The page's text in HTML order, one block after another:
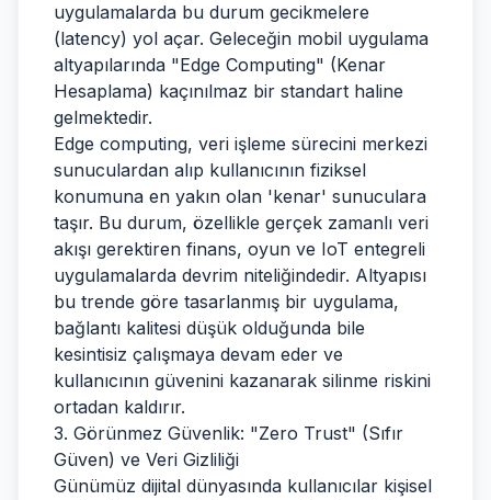
uygulamalarda bu durum gecikmelere
(latency) yol açar. Geleceğin mobil uygulama
altyapılarında "Edge Computing" (Kenar
Hesaplama) kaçınılmaz bir standart haline
gelmektedir.
Edge computing, veri işleme sürecini merkezi
sunuculardan alıp kullanıcının fiziksel
konumuna en yakın olan 'kenar' sunuculara
taşır. Bu durum, özellikle gerçek zamanlı veri
akışı gerektiren finans, oyun ve IoT entegreli
uygulamalarda devrim niteliğindedir. Altyapısı
bu trende göre tasarlanmış bir uygulama,
bağlantı kalitesi düşük olduğunda bile
kesintisiz çalışmaya devam eder ve
kullanıcının güvenini kazanarak silinme riskini
ortadan kaldırır.
3. Görünmez Güvenlik: "Zero Trust" (Sıfır
Güven) ve Veri Gizliliği
Günümüz dijital dünyasında kullanıcılar kişisel